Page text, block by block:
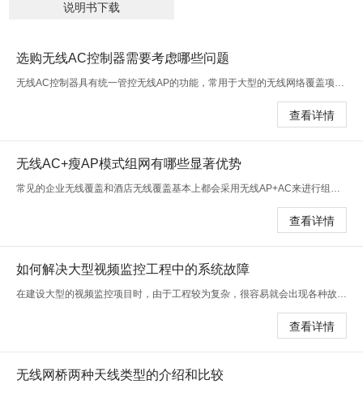
说明书下载
选购无线AC控制器需要考虑哪些问题
无线AC控制器具有统一管控无线AP的功能，常用于大型的无线网络覆盖项目中，通常采用无线AC+AP的组网模式来实现无线网络覆盖，能够简化网络
查看详情
无线AC+瘦AP模式组网有哪些显著优势
常见的企业无线覆盖和酒店无线覆盖基本上都会采用无线AP+AC来进行组网，采用这样的组网模式必然有一定的原因，因为这种组网模式相比其他
查看详情
如何解决大型视频监控工程中的系统故障
在建设大型的视频监控项目时，由于工程较为复杂，很容易就会出现各种故障问题。比如说系统不能正常运转、设备无法正常使用、线路出现问
查看详情
无线网桥两种天线类型的介绍和比较